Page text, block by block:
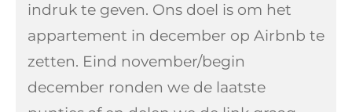
indruk te geven. Ons doel is om het
appartement in december op Airbnb te
zetten. Eind november/begin
december ronden we de laatste